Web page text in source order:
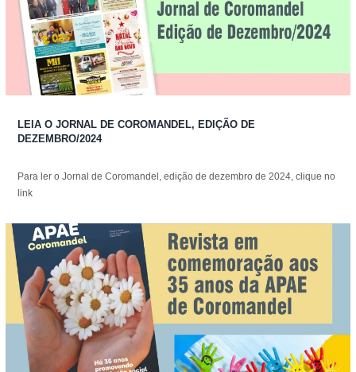
LEIA O JORNAL DE COROMANDEL, EDIÇÃO DE
DEZEMBRO/2024
Para ler o Jornal de Coromandel, edição de dezembro de 2024, clique no
link